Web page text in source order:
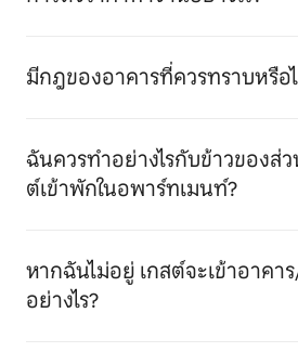
มีกฎของอาคารที่ควรทราบหรือ
ฉันควรทำอย่างไรกับข้าวของส่
ต์เข้าพักในอพาร์ทเมนท์?
หากฉันไม่อยู่ เกสต์จะเข้าอาคา
อย่างไร?